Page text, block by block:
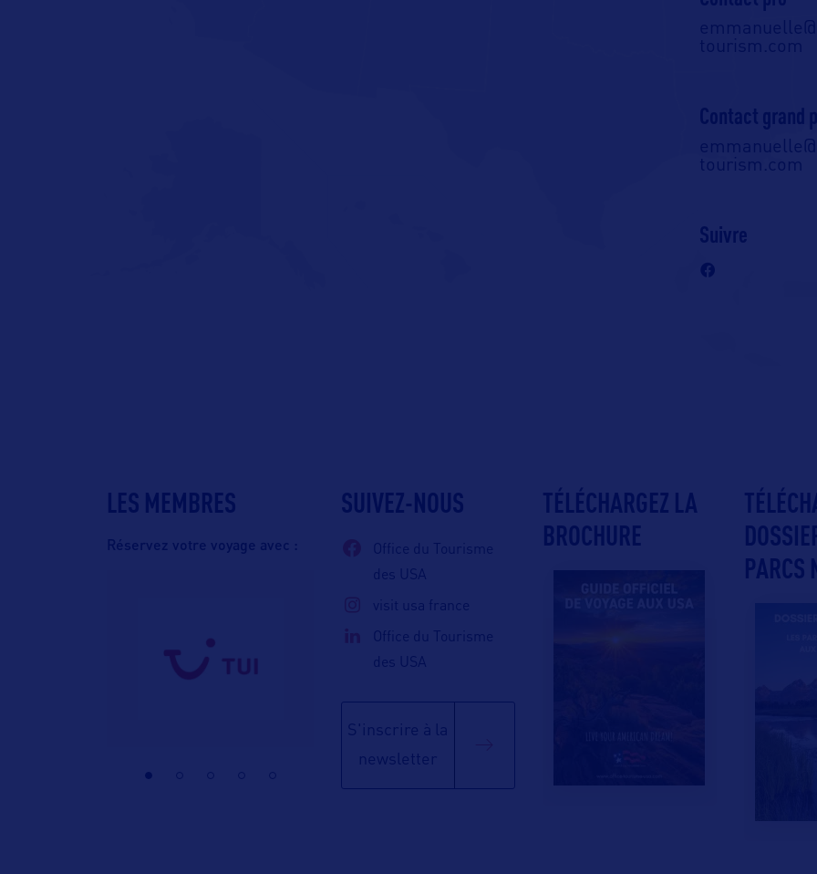
Contact grand
tourism.com
Suivre
LES MEMBRES
Réservez votre voyage avec :
SUIVEZ-NOUS
Office du Tourisme
des USA
visit usa france
Office du Tourisme
des USA
S'inscrire à la
newsletter
TÉLÉCHARGEZ LA
BROCHURE
PARCS